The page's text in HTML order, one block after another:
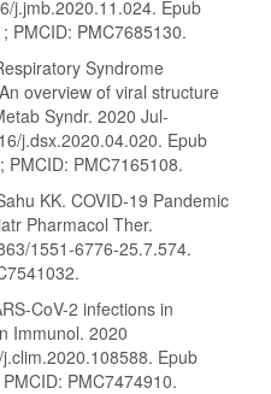
j.jmb.2020.11.024. Epub
PMCID: PMC7685130.
Syndrome
overview of viral structure
Syndr. 2020 Jul-
j.dsx.2020.04.020. Epub
PMCID: PMC7165108.
KK. COVID-19 Pandemic
Pharmacol Ther.
1551-6776-25.7.574.
CoV-2 infections in
Immunol. 2020
Epub
PMC7474910.